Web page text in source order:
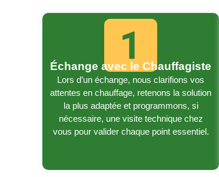
Échange avec le Chauffagiste
Lors d’un échange, nous clarifions vos
attentes en chauffage, retenons la solution
la plus adaptée et programmons, si
nécessaire, une visite technique chez
vous pour valider chaque point essentiel.